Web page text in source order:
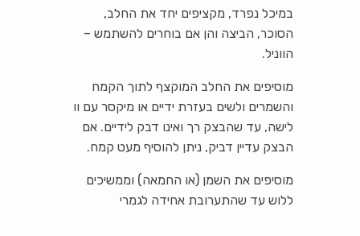
במיכל נפרד, מקציפים יחד את החלב,
הסוכר, הביצה והן אם בוחרים להשתמש –
הווניל.
מוסיפים את החלב המוקצף לתוך הקמח
והשמרים ולשים בעזרת ידיים או מיקסר עם וו
לישה, עד שהבצק רך ואינו דבק לידיים. אם
הבצק עדיין דביק, ניתן להוסיף מעט קמח.
מוסיפים את השמן (או החמאה) וממשיכים
ללוש עד שהתערובת אחידה לגמרי